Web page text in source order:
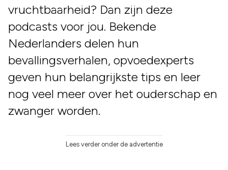
vruchtbaarheid? Dan zijn deze
podcasts voor jou. Bekende
Nederlanders delen hun
bevallingsverhalen, opvoedexperts
geven hun belangrijkste tips en leer
nog veel meer over het ouderschap en
zwanger worden.
Lees verder onder de advertentie